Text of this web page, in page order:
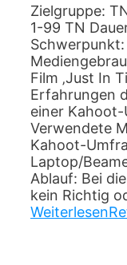
Zielgruppe:
1-99 TN
Film ‚Just In
Erfahrungen
einer
Verwendete
Kahoot-
Laptop/
Ablauf: Bei
kein Richtig
Weiterlesen